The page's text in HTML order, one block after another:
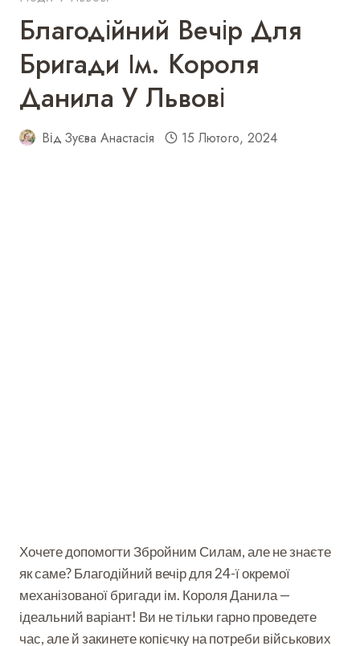
Благодійний Вечір Для
Бригади Ім. Короля
Данила У Львові
Від Зуєва Анастасія 15 Лютого, 2024
Хочете допомогти Збройним Силам, але не знаєте
як саме? Благодійний вечір для 24-ї окремої
механізованої бригади ім. Короля Данила —
ідеальний варіант! Ви не тільки гарно проведете
час, але й закинете копієчку на потреби військових